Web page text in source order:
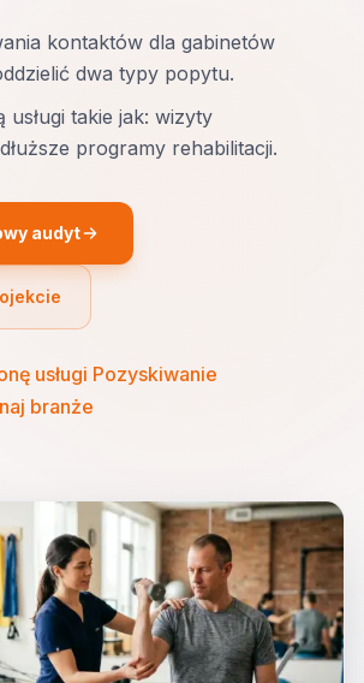
kontaktów dla gabinetów
dwa typy popytu.
usługi takie jak: wizyty
programy rehabilitacji.
audyt
usługi Pozyskiwanie
branże